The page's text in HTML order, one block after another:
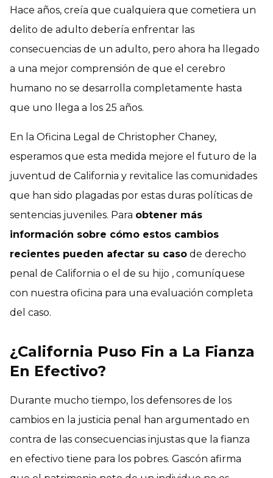
Hace años, creía que cualquiera que cometiera un
delito de adulto debería enfrentar las
consecuencias de un adulto, pero ahora ha llegado
a una mejor comprensión de que el cerebro
humano no se desarrolla completamente hasta
que uno llega a los 25 años.
En la Oficina Legal de Christopher Chaney,
esperamos que esta medida mejore el futuro de la
juventud de California y revitalice las comunidades
que han sido plagadas por estas duras políticas de
sentencias juveniles. Para obtener más
información sobre cómo estos cambios
recientes pueden afectar su caso de derecho
penal de California o el de su hijo , comuníquese
con nuestra oficina para una evaluación completa
del caso.
¿California Puso Fin a La Fianza
En Efectivo?
Durante mucho tiempo, los defensores de los
cambios en la justicia penal han argumentado en
contra de las consecuencias injustas que la fianza
en efectivo tiene para los pobres. Gascón afirma